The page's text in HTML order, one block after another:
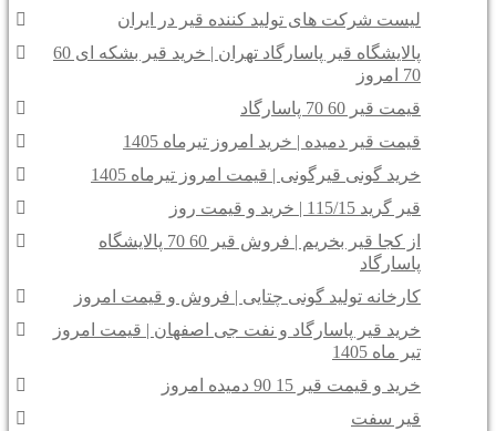
لیست شرکت های تولید کننده قیر در ایران
پالایشگاه قیر پاسارگاد تهران | خرید قیر بشکه ای 60
70 امروز
قیمت قیر 60 70 پاسارگاد
قیمت قیر دمیده | خرید امروز تیرماه 1405
خرید گونی قیرگونی | قیمت امروز تیرماه 1405
قیر گرید 115/15 | خرید و قیمت روز
از کجا قیر بخریم | فروش قیر 60 70 پالایشگاه
پاسارگاد
کارخانه تولید گونی چتایی | فروش و قیمت امروز
خرید قیر پاسارگاد و نفت جی اصفهان | قیمت امروز
تیر ماه 1405
خرید و قیمت قیر 15 90 دمیده امروز
قیر سفت